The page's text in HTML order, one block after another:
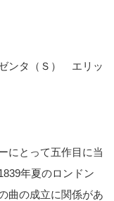
ンタ（Ｓ） エリッ
にとって五作目に当
年夏のロンドン
曲の成立に関係があ